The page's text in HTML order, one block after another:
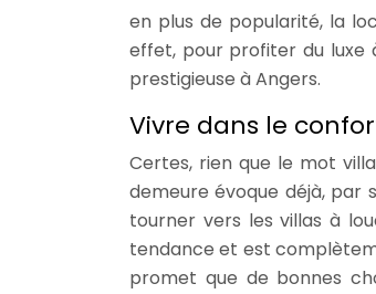
en plus de popularité, la
effet, pour profiter du luxe
prestigieuse à Angers.
Vivre dans le
Certes, rien que le mot
demeure évoque déjà, par
tourner vers les villas à
tendance et est
promet que de bonnes